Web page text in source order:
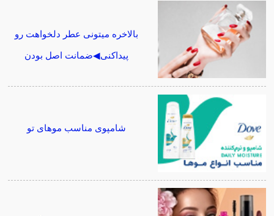
بالاخره میتونی عطر دلخواهت رو
پیداکنی◀ضمانت اصل بودن
شامپوی مناسب موهای تو